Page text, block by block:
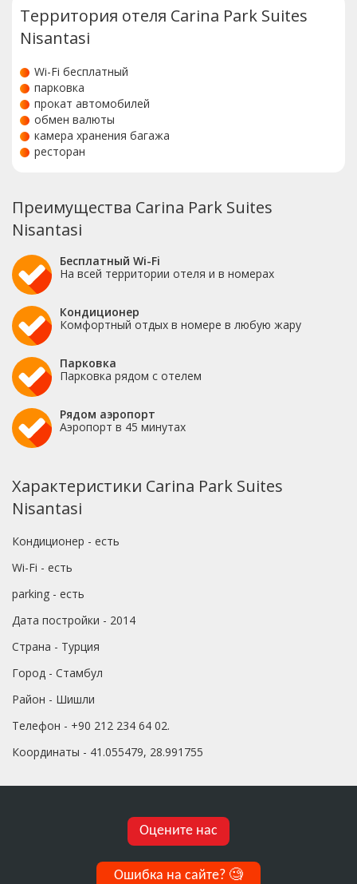
Территория отеля Carina Park Suites
Nisantasi
Wi-Fi бесплатный
парковка
прокат автомобилей
обмен валюты
камера хранения багажа
ресторан
Преимущества Carina Park Suites
Nisantasi
Бесплатный Wi-Fi
На всей территории отеля и в номерах
Кондиционер
Комфортный отдых в номере в любую жару
Парковка
Парковка рядом с отелем
Рядом аэропорт
Аэропорт в 45 минутах
Характеристики Carina Park Suites
Nisantasi
Кондиционер - есть
Wi-Fi - есть
parking - есть
Дата постройки - 2014
Страна - Турция
Город - Стамбул
Район - Шишли
Телефон - +90 212 234 64 02.
Координаты - 41.055479, 28.991755
Оцените нас
Ошибка на сайте? 🧐